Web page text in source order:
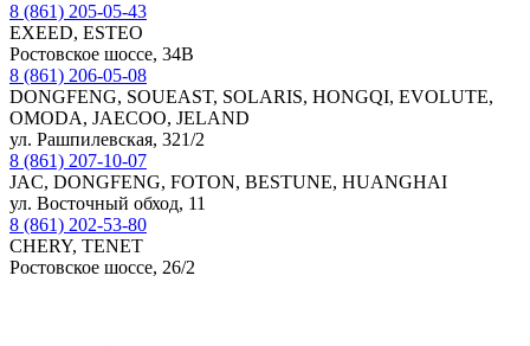
8 (861) 205-05-43
EXEED, ESTEO
Ростовское шоссе, 34В
8 (861) 206-05-08
DONGFENG, SOUEAST, SOLARIS, HONGQI, EVOLUTE,
OMODA, JAECOO, JELAND
ул. Рашпилевская, 321/2
8 (861) 207-10-07
JAC, DONGFENG, FOTON, BESTUNE, HUANGHAI
ул. Восточный обход, 11
8 (861) 202-53-80
CHERY, TENET
Ростовское шоссе, 26/2